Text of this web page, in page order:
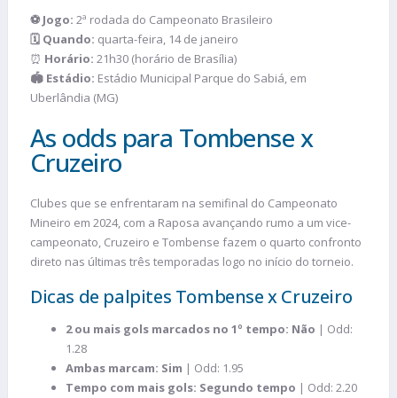
⚽ Jogo: 2ª rodada do Campeonato Brasileiro
🗓️ Quando: quarta-feira, 14 de janeiro
⏰ Horário: 21h30 (horário de Brasília)
🏟️ Estádio: Estádio Municipal Parque do Sabiá, em
Uberlândia (MG)
As odds para Tombense x
Cruzeiro
Clubes que se enfrentaram na semifinal do Campeonato
Mineiro em 2024, com a Raposa avançando rumo a um vice-
campeonato, Cruzeiro e Tombense fazem o quarto confronto
direto nas últimas três temporadas logo no início do torneio.
Dicas de palpites Tombense x Cruzeiro
2 ou mais gols marcados no 1º tempo: Não | Odd:
1.28
Ambas marcam: Sim | Odd: 1.95
Tempo com mais gols: Segundo tempo | Odd: 2.20